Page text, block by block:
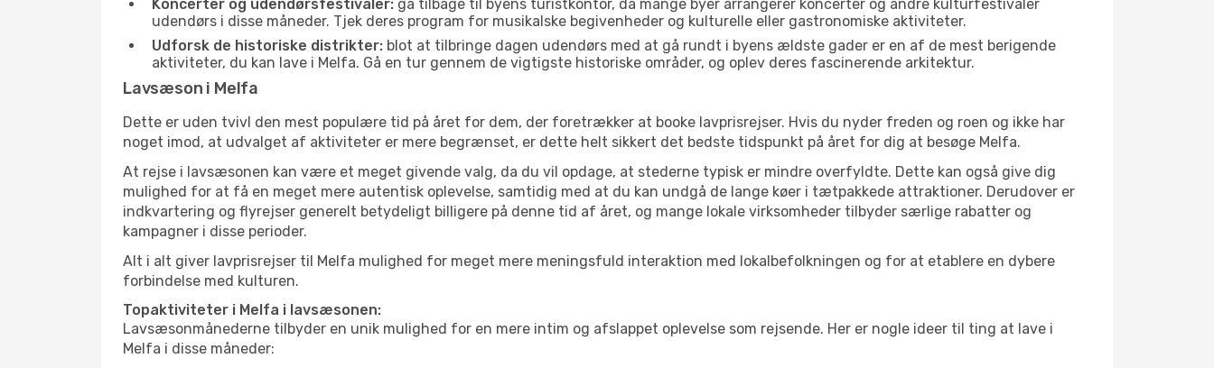
Koncerter og udendørsfestivaler: gå tilbage til byens turistkontor, da mange byer arrangerer koncerter og andre kulturfestivaler
udendørs i disse måneder. Tjek deres program for musikalske begivenheder og kulturelle eller gastronomiske aktiviteter.
Udforsk de historiske distrikter: blot at tilbringe dagen udendørs med at gå rundt i byens ældste gader er en af de mest berigende
aktiviteter, du kan lave i Melfa. Gå en tur gennem de vigtigste historiske områder, og oplev deres fascinerende arkitektur.
Lavsæson i Melfa
Dette er uden tvivl den mest populære tid på året for dem, der foretrækker at booke lavprisrejser. Hvis du nyder freden og roen og ikke har
noget imod, at udvalget af aktiviteter er mere begrænset, er dette helt sikkert det bedste tidspunkt på året for dig at besøge Melfa.
At rejse i lavsæsonen kan være et meget givende valg, da du vil opdage, at stederne typisk er mindre overfyldte. Dette kan også give dig
mulighed for at få en meget mere autentisk oplevelse, samtidig med at du kan undgå de lange køer i tætpakkede attraktioner. Derudover er
indkvartering og flyrejser generelt betydeligt billigere på denne tid af året, og mange lokale virksomheder tilbyder særlige rabatter og
kampagner i disse perioder.
Alt i alt giver lavprisrejser til Melfa mulighed for meget mere meningsfuld interaktion med lokalbefolkningen og for at etablere en dybere
forbindelse med kulturen.
Topaktiviteter i Melfa i lavsæsonen:
Lavsæsonmånederne tilbyder en unik mulighed for en mere intim og afslappet oplevelse som rejsende. Her er nogle ideer til ting at lave i
Melfa i disse måneder: